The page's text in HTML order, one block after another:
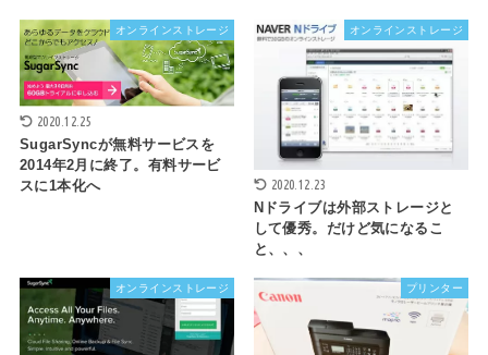
オンラインストレージ
2020.12.25
SugarSyncが無料サービスを
2014年2月に終了。有料サービ
スに1本化へ
オンラインストレージ
2020.12.23
Nドライブは外部ストレージと
して優秀。だけど気になるこ
と、、、
オンラインストレージ プリンター